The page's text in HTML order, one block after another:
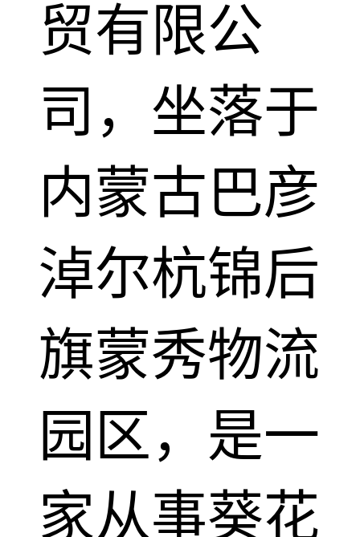
贸有限公
司，坐落于
内蒙古巴彦
淖尔杭锦后
旗蒙秀物流
园区，是一
家从事葵花